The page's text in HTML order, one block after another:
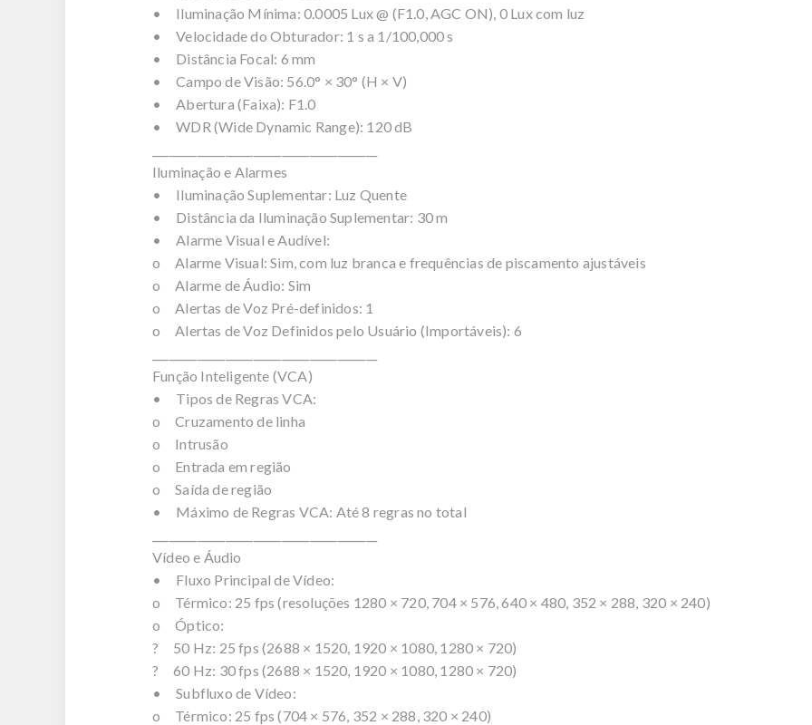
• Iluminação Mínima: 0.0005 Lux @ (F1.0, AGC ON), 0 Lux com luz
• Velocidade do Obturador: 1 s a 1/100,000 s
• Distância Focal: 6 mm
• Campo de Visão: 56.0° × 30° (H × V)
• Abertura (Faixa): F1.0
• WDR (Wide Dynamic Range): 120 dB
Iluminação e Alarmes
• Iluminação Suplementar: Luz Quente
• Distância da Iluminação Suplementar: 30 m
• Alarme Visual e Audível:
o Alarme Visual: Sim, com luz branca e frequências de piscamento ajustáveis
o Alarme de Áudio: Sim
o Alertas de Voz Pré-definidos: 1
o Alertas de Voz Definidos pelo Usuário (Importáveis): 6
Função Inteligente (VCA)
• Tipos de Regras VCA:
o Cruzamento de linha
o Intrusão
o Entrada em região
o Saída de região
• Máximo de Regras VCA: Até 8 regras no total
Vídeo e Áudio
• Fluxo Principal de Vídeo:
o Térmico: 25 fps (resoluções 1280 × 720, 704 × 576, 640 × 480, 352 × 288, 320 × 240)
o Óptico:
? 50 Hz: 25 fps (2688 × 1520, 1920 × 1080, 1280 × 720)
? 60 Hz: 30 fps (2688 × 1520, 1920 × 1080, 1280 × 720)
• Subfluxo de Vídeo:
o Térmico: 25 fps (704 × 576, 352 × 288, 320 × 240)